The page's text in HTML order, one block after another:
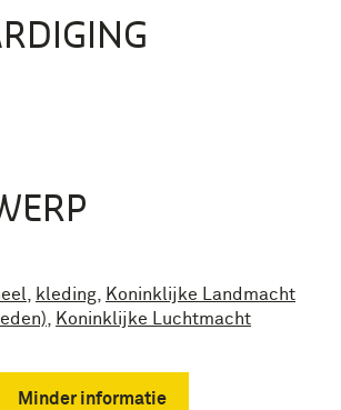
kleding
Koninklijke Landmacht
Koninklijke Luchtmacht
Minder informatie